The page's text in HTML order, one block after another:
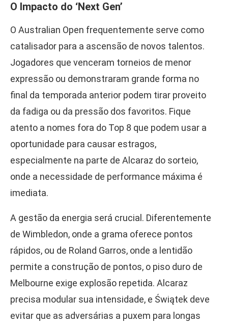
O Impacto do ‘Next Gen’
O Australian Open frequentemente serve como
catalisador para a ascensão de novos talentos.
Jogadores que venceram torneios de menor
expressão ou demonstraram grande forma no
final da temporada anterior podem tirar proveito
da fadiga ou da pressão dos favoritos. Fique
atento a nomes fora do Top 8 que podem usar a
oportunidade para causar estragos,
especialmente na parte de Alcaraz do sorteio,
onde a necessidade de performance máxima é
imediata.
A gestão da energia será crucial. Diferentemente
de Wimbledon, onde a grama oferece pontos
rápidos, ou de Roland Garros, onde a lentidão
permite a construção de pontos, o piso duro de
Melbourne exige explosão repetida. Alcaraz
precisa modular sua intensidade, e Świątek deve
evitar que as adversárias a puxem para longas